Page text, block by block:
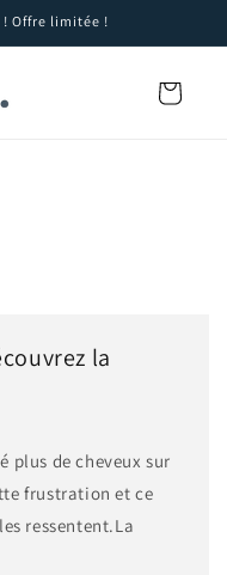
! Offre limitée !
Panier
la
plus de cheveux sur
frustration et ce
ressentent.La